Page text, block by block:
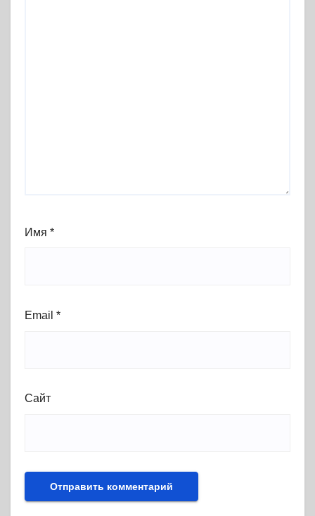
Имя *
Email *
Сайт